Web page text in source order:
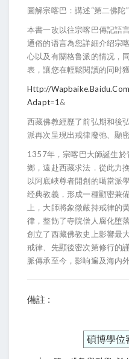
圖解宗喀巴：講述“第二佛陀
本書一改以往宗喀巴傳記語
通俗的语言為您詳細介绍宗
心以及有關格鲁派的情况，
表，讓您在輕鬆閱讀的同时
Http://
Adapt=1 &
西藏佛教經歷了前弘期和後
派再次呈現出戒律廢弛、顯
1357年，宗喀巴大師誕生
鄉，遠赴西藏求法．從此力
以阿底峽尊者開創的噶當派
经典教義，形成一種顯密兼
上，大師將象徵嚴持戒律的
律，整飭了寺院僧人腐化堕
創立了西藏佛教史上影響最
戒律、先顯後密次第修行的
脈傳承至今，影响遍及海内外
備註 :
碩博學位